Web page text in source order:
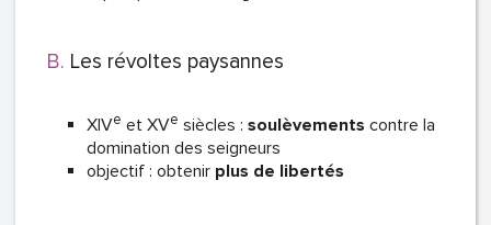
Les révoltes paysannes
XIVe et XVe siècles : soulèvements contre la
domination des seigneurs
objectif : obtenir plus de libertés